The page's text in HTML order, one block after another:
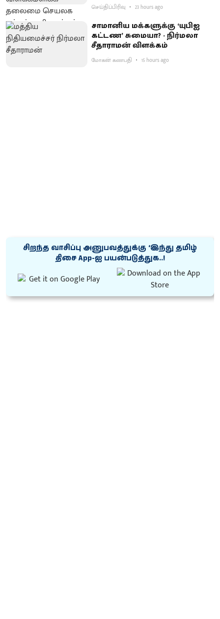
செய்திப்பிரிவு 23 hours ago
சாமானிய மக்களுக்கு ‘யுபிஐ
கட்டண’ சுமையா? - நிர்மலா
சீதாராமன் விளக்கம்
மோகன் கணபதி 15 hours ago
சிறந்த வாசிப்பு அனுபவத்துக்கு ‘இந்து தமிழ்
திசை App-ஐ பயன்படுத்துக..!